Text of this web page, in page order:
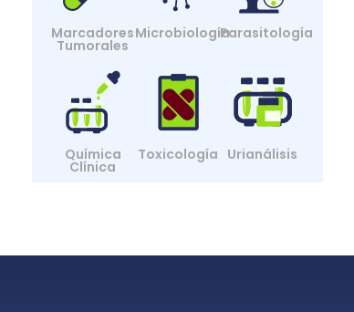
Marcadores
Tumorales
MicrobiologíaParasitología
Química
Clínica
Toxicología Urianálisis